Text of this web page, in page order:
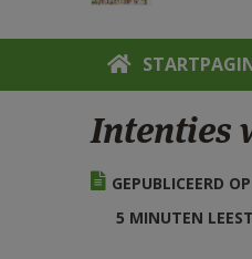
Intenties
GEPUBLICEERD
5 MINUTEN